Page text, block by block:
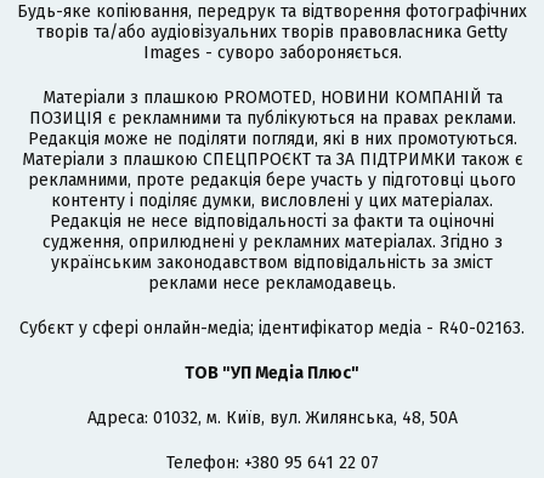
Будь-яке копіювання, передрук та відтворення фотографічних
творів та/або аудіовізуальних творів правовласника Getty
Images - суворо забороняється.
Матеріали з плашкою PROMOTED, НОВИНИ КОМПАНІЙ та
ПОЗИЦІЯ є рекламними та публікуються на правах реклами.
Редакція може не поділяти погляди, які в них промотуються.
Матеріали з плашкою СПЕЦПРОЄКТ та ЗА ПІДТРИМКИ також є
рекламними, проте редакція бере участь у підготовці цього
контенту і поділяє думки, висловлені у цих матеріалах.
Редакція не несе відповідальності за факти та оціночні
судження, оприлюднені у рекламних матеріалах. Згідно з
українським законодавством відповідальність за зміст
реклами несе рекламодавець.
Cубєкт у сфері онлайн-медіа; ідентифікатор медіа - R40-02163.
ТОВ "УП Медіа Плюс"
Адреса: 01032, м. Київ, вул. Жилянська, 48, 50А
Телефон: +380 95 641 22 07